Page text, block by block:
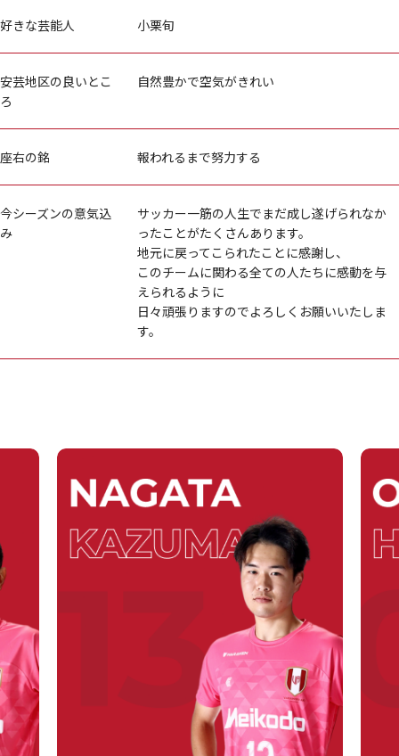
好きな芸能人 小栗旬
安芸地区の良いとこ
ろ
自然豊かで空気がきれい
座右の銘 報われるまで努力する
今シーズンの意気込
み
サッカー一筋の人生でまだ成し遂げられなか
ったことがたくさんあります。
地元に戻ってこられたことに感謝し、
このチームに関わる全ての人たちに感動を与
えられるように
日々頑張りますのでよろしくお願いいたしま
す。